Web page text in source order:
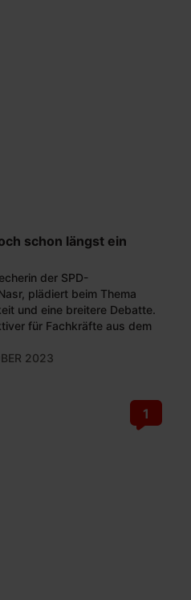
schon längst ein
der SPD-
plädiert beim Thema
und eine breitere Debatte.
für Fachkräfte aus dem
2023
1